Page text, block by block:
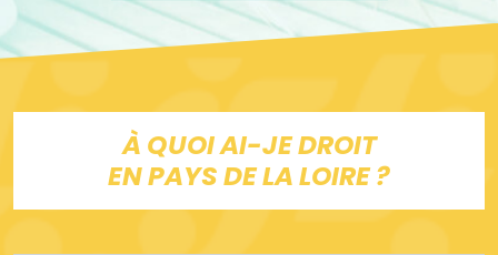
À QUOI AI-JE DROIT
EN PAYS DE LA LOIRE ?